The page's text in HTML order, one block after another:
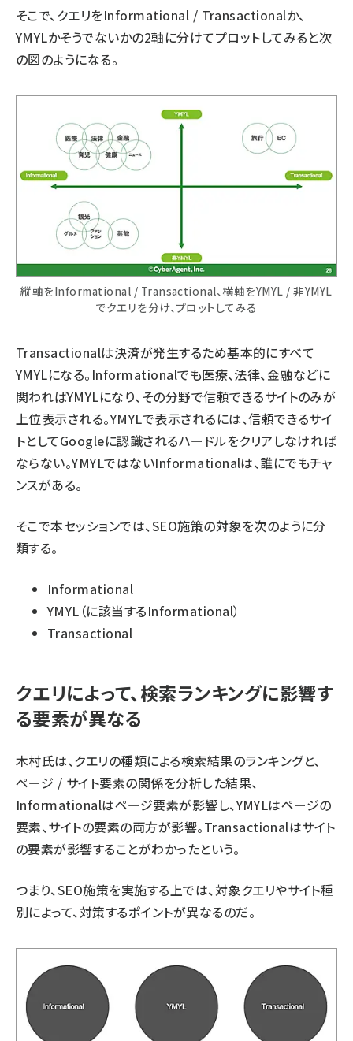
そこで、クエリをInformational / Transactionalか、
YMYLかそうでないかの2軸に分けてプロットしてみると次
の図のようになる。
縦軸をInformational / Transactional、横軸をYMYL / 非YMYL
でクエリを分け、プロットしてみる
Transactionalは決済が発生するため基本的にすべて
YMYLになる。Informationalでも医療、法律、金融などに
関わればYMYLになり、その分野で信頼できるサイトのみが
上位表示される。YMYLで表示されるには、信頼できるサイ
トとしてGoogleに認識されるハードルをクリアしなければ
ならない。YMYLではないInformationalは、誰にでもチャ
ンスがある。
そこで本セッションでは、SEO施策の対象を次のように分
類する。
Informational
YMYL（に該当するInformational）
Transactional
クエリによって、検索ランキングに影響す
る要素が異なる
木村氏は、クエリの種類による検索結果のランキングと、
ページ / サイト要素の関係を分析した結果、
Informationalはページ要素が影響し、YMYLはページの
要素、サイトの要素の両方が影響。Transactionalはサイト
の要素が影響することがわかったという。
つまり、SEO施策を実施する上では、対象クエリやサイト種
別によって、対策するポイントが異なるのだ。